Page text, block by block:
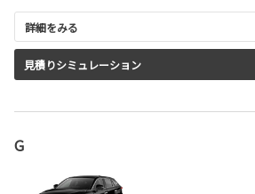
詳細をみる
見積りシミュレーション
G